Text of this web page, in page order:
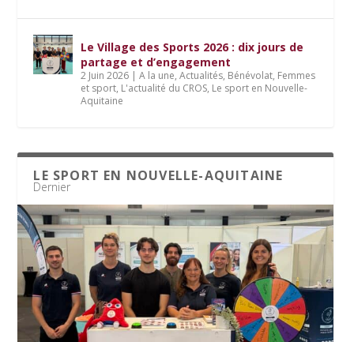
Le Village des Sports 2026 : dix jours de
partage et d’engagement
2 Juin 2026 |A la une,Actualités, Bénévolat, Femmes
et sport, L'actualité du CROS, Le sport en Nouvelle-
Aquitaine
LE SPORT EN NOUVELLE-AQUITAINE
Dernier